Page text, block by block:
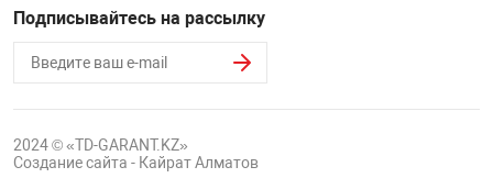
Подписывайтесь на рассылку
2024 © «TD-GARANT.KZ»
Создание сайта - Кайрат Алматов